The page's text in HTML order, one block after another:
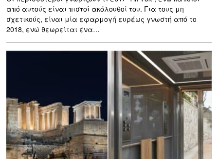
από αυτούς είναι πιστοί ακόλουθοί του. Για τους μη
σχετικούς, είναι μία εφαρμογή ευρέως γνωστή από το
2018, ενώ θεωρείται ένα…